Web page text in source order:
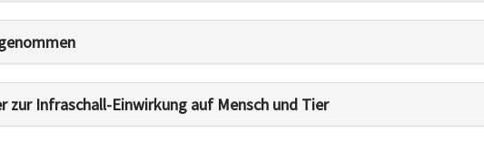
zur Infraschall-Einwirkung auf Mensch und Tier